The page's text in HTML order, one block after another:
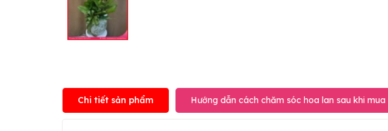
Chi tiết sản phẩm Hướng dẫn cách chăm sóc hoa lan sau khi mua